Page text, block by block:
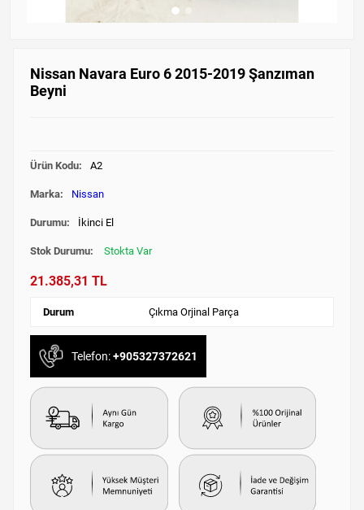
Nissan Navara Euro 6 2015-2019 Şanzıman
Beyni
Ürün Kodu: A2
Marka: Nissan
Durumu: İkinci El
Stok Durumu: Stokta Var
21.385,31 TL
Durum Çıkma Orjinal Parça
Telefon:+905327372621